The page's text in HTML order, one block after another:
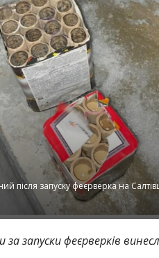
після запуску феєрверка на
запуски феєрверків